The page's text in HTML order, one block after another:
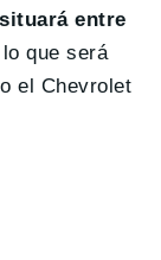
entre
que será
el Chevrolet